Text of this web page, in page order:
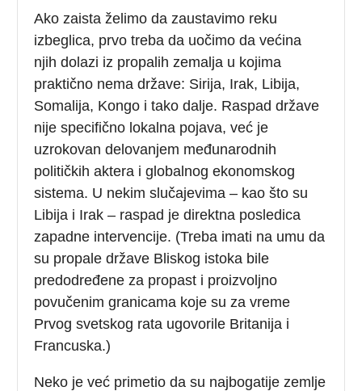
Ako zaista želimo da zaustavimo reku
izbeglica, prvo treba da uočimo da većina
njih dolazi iz propalih zemalja u kojima
praktično nema države: Sirija, Irak, Libija,
Somalija, Kongo i tako dalje. Raspad države
nije specifično lokalna pojava, već je
uzrokovan delovanjem međunarodnih
političkih aktera i globalnog ekonomskog
sistema. U nekim slučajevima – kao što su
Libija i Irak – raspad je direktna posledica
zapadne intervencije. (Treba imati na umu da
su propale države Bliskog istoka bile
predodređene za propast i proizvoljno
povučenim granicama koje su za vreme
Prvog svetskog rata ugovorile Britanija i
Francuska.)
Neko je već primetio da su najbogatije zemlje